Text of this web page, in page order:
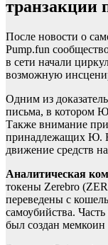
транзакции
После новости о
Pump.fun
в сети начали
возможную
Одним из
письма, в котором Ю
Также внимание
принадлежащих Ю.
движение средств
Аналитическая
токены Zerebro
переведены с
самоубийства.
был создан